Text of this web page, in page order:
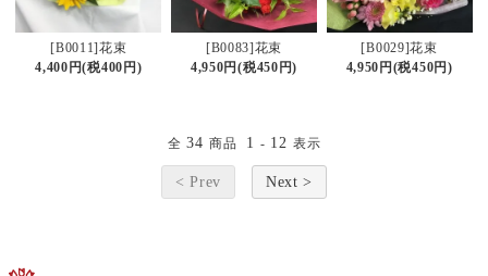
[B0011]花束
4,400円(税400円)
[B0083]花束
4,950円(税450円)
[B0029]花束
4,950円(税450円)
全 34 商品 1 - 12 表示
< Prev Next >